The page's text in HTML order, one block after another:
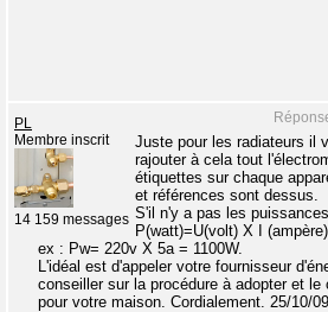
PL
Membre inscrit
14 159 messages
Juste pour les radiateurs il
rajouter à cela tout
étiquettes sur chaque
et références sont dessus.
S'il n'y a pas les
P(watt)=U(volt) X I
ex : Pw= 220v X 5a = 1100W.
L'idéal est d'appeler votre fournisseur
conseiller sur la procédure à adopter et le
pour votre maison. Cordialement. 25/10/09